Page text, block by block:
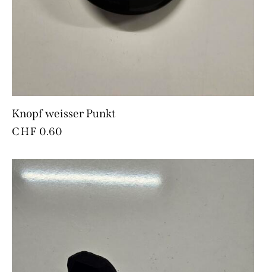
Knopf weisser Punkt
CHF 0.60